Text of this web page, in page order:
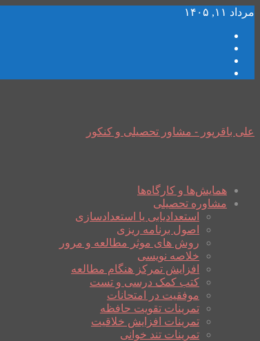
مرداد ۱۱, ۱۴۰۵
علی باقرپور - مشاور تحصیلی و کنکور
همایش‌ها و کارگاه‌ها
مشاوره تحصیلی
استعدادیابی یا استعدادسازی
اصول برنامه ریزی
روش های موثر مطالعه و مرور
خلاصه نویسی
افزایش تمرکز هنگام مطالعه
کتب کمک درسی و تست
موفقیت در امتحانات
تمرینات تقویت حافظه
تمرینات افزایش خلاقیت
تمرینات تند خوانی